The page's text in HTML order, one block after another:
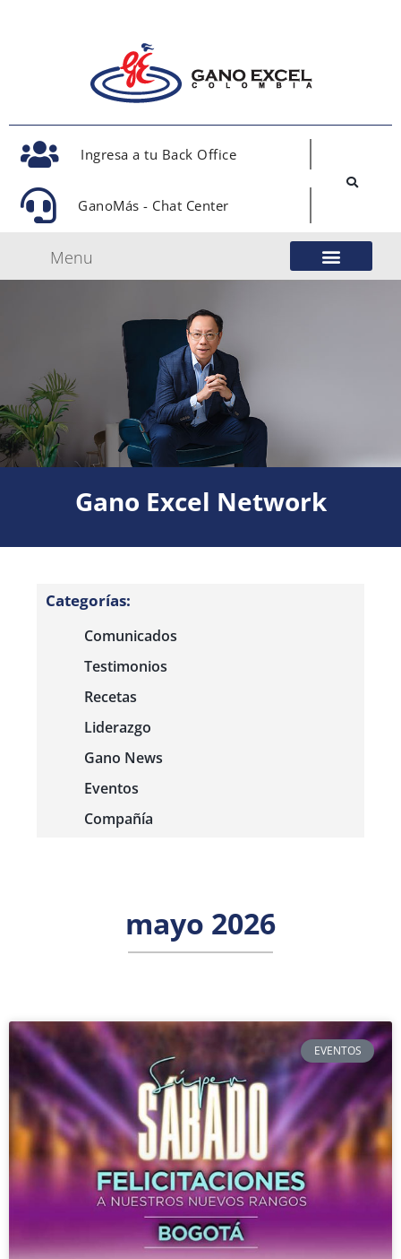
Ingresa a tu Back Office
GanoMás - Chat Center
Menu
Gano Excel Network
Categorías:
Comunicados
Testimonios
Recetas
Liderazgo
Gano News
Eventos
Compañía
mayo 2026
EVENTOS